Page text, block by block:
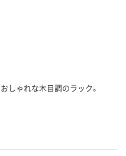
しゃれな木目調のラック。